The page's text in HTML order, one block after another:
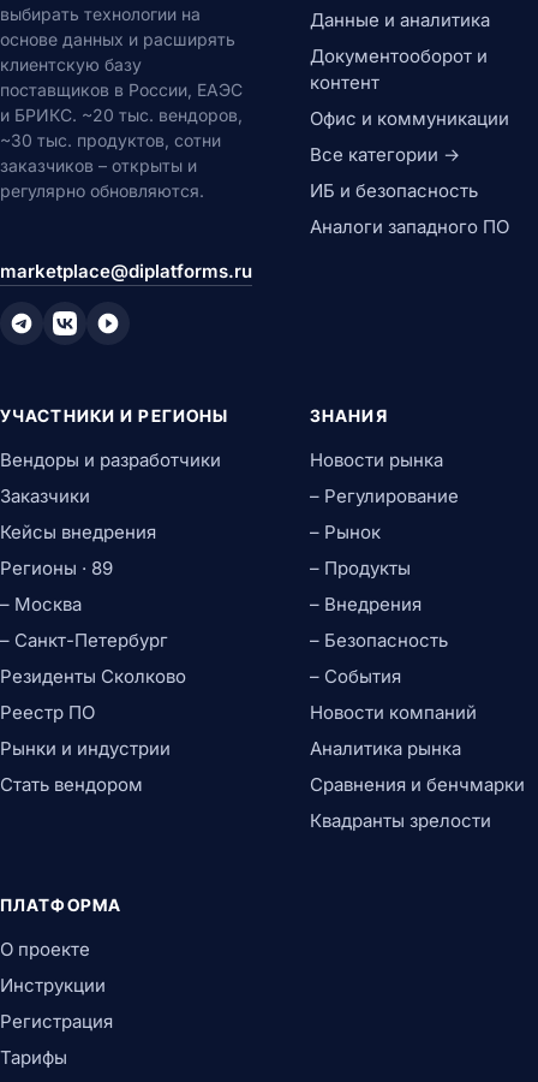
выбирать технологии на
основе данных и расширять
клиентскую базу
поставщиков в России, ЕАЭС
и БРИКС. ~20 тыс. вендоров,
~30 тыс. продуктов, сотни
заказчиков – открыты и
регулярно обновляются.
marketplace@diplatforms.ru
Данные и аналитика
Документооборот и
контент
Офис и коммуникации
Все категории →
ИБ и безопасность
Аналоги западного ПО
УЧАСТНИКИ И РЕГИОНЫ
Вендоры и разработчики
Заказчики
Кейсы внедрения
Регионы · 89
– Москва
– Санкт-Петербург
Резиденты Сколково
Реестр ПО
Рынки и индустрии
Стать вендором
ЗНАНИЯ
Новости рынка
– Регулирование
– Рынок
– Продукты
– Внедрения
– Безопасность
– События
Новости компаний
Аналитика рынка
Сравнения и бенчмарки
Квадранты зрелости
ПЛАТФОРМА
О проекте
Инструкции
Регистрация
Тарифы